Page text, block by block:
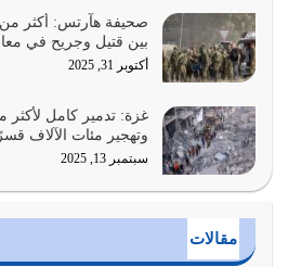
يوليو 26, 2026
أراد الله لهذه الأمة ان تكون خير
بالأمر بالمعروف والنهي عن…
يوليو 25, 2026
الدين الذي شرعه الله لا يجوز أن يخضع
أي أمة تتفرق في الدين وتتفرق في
بين قتيل وجريح في
أكتوبر 31, 2025
وتهجير مئات الآلاف
سبتمبر 13, 2025
مقالات